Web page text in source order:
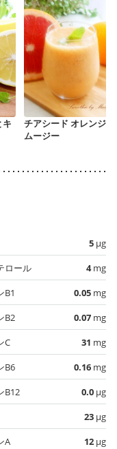
キ
チアシード オレンジス
ムージー
5 µg
ロール
4mg
B1
0.05 mg
B2
0.07 mg
C
31 mg
B6
0.16 mg
B12
0.0 µg
23 µg
A
12 µg